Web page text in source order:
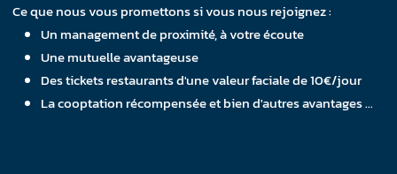
Ce que nous vous promettons si vous nous rejoignez :
Un management de proximité, à votre écoute
Une mutuelle avantageuse
Des tickets restaurants d'une valeur faciale de 10€/jour
La cooptation récompensée et bien d'autres avantages …